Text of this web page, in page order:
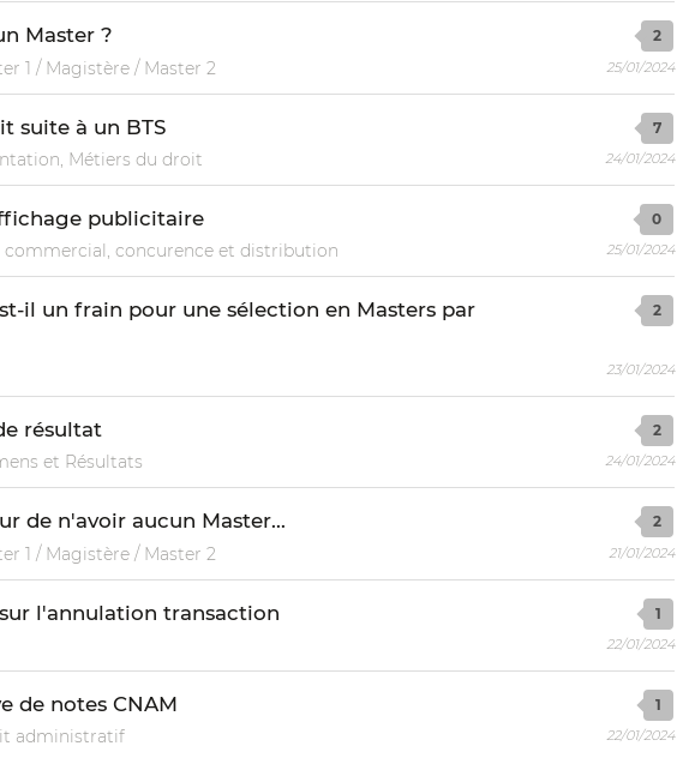
Master ?
1 / Magistère / Master 2
2
25/01/2024
suite à un BTS
Métiers du droit
7
24/01/2024
publicitaire
commercial, concurence et distribution
0
25/01/2024
il un frain pour une sélection en Masters par
2
23/01/2024
résultat
et Résultats
2
24/01/2024
de n'avoir aucun Master...
1 / Magistère / Master 2
2
21/01/2024
l'annulation transaction 1
22/01/2024
de notes CNAM
administratif
1
22/01/2024